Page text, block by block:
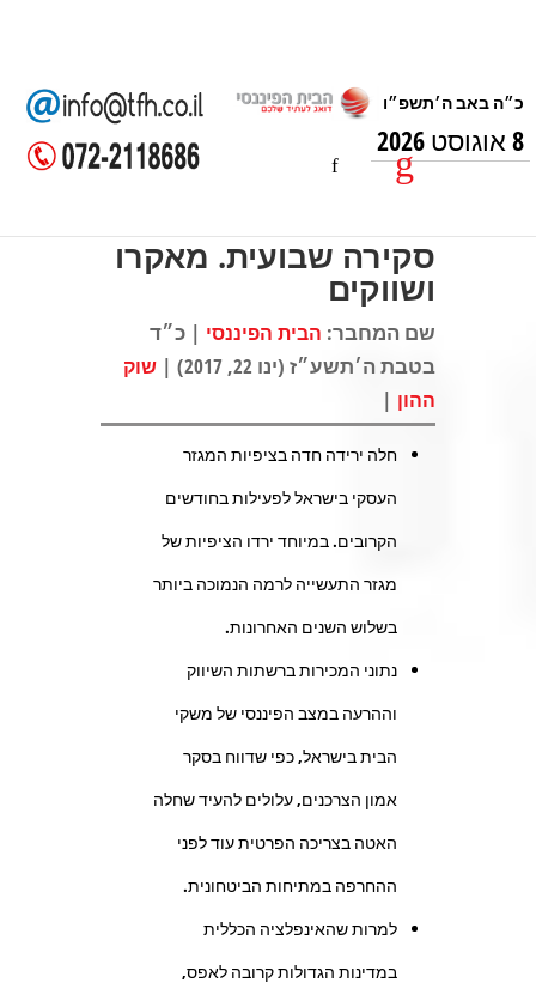
8 אוגוסט 2026
סקירה שבועית. מאקרו
ושווקים
שם המחבר: הבית הפיננסי | כ״ד
בטבת ה׳תשע״ז (ינו 22, 2017) |
שוק
ההון |
חלה ירידה חדה בציפיות המגזר
העסקי בישראל לפעילות בחודשים
הקרובים. במיוחד ירדו הציפיות של
מגזר התעשייה לרמה הנמוכה ביותר
בשלוש השנים האחרונות.
נתוני המכירות ברשתות השיווק
וההרעה במצב הפיננסי של משקי
הבית בישראל, כפי שדווח בסקר
אמון הצרכנים, עלולים להעיד שחלה
האטה בצריכה הפרטית עוד לפני
ההחרפה במתיחות הביטחונית.
למרות שהאינפלציה הכללית
במדינות הגדולות קרובה לאפס,